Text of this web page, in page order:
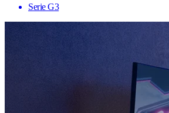
Serie G3